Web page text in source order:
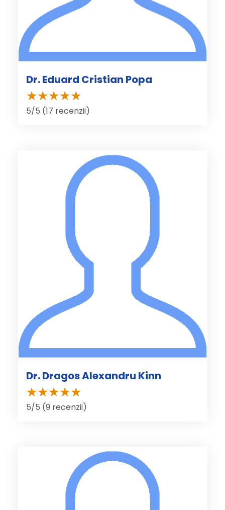
Dr. Eduard Cristian Popa
5/5 (17 recenzii)
Dr. Dragos Alexandru Kinn
5/5 (9 recenzii)